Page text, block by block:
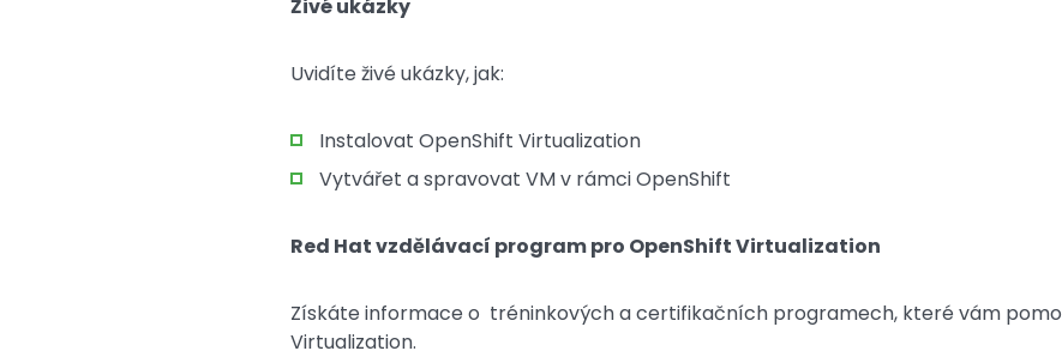
Živé ukázky
Uvidíte živé ukázky, jak:
Instalovat OpenShift Virtualization
Vytvářet a spravovat VM v rámci OpenShift
Red Hat vzdělávací program pro OpenShift Virtualization
Získáte informace o tréninkových a certifikačních programech, které vám
Virtualization.